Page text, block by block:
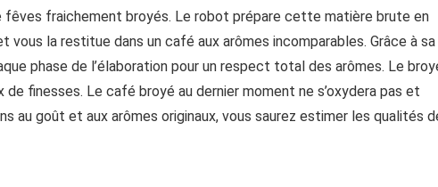
fraichement broyés. Le robot prépare cette matière brute en
la restitue dans un café aux arômes incomparables. Grâce à sa
phase de l’élaboration pour un respect total des arômes. Le
finesses. Le café broyé au dernier moment ne s’oxydera pas et
au goût et aux arômes originaux, vous saurez estimer les qualités